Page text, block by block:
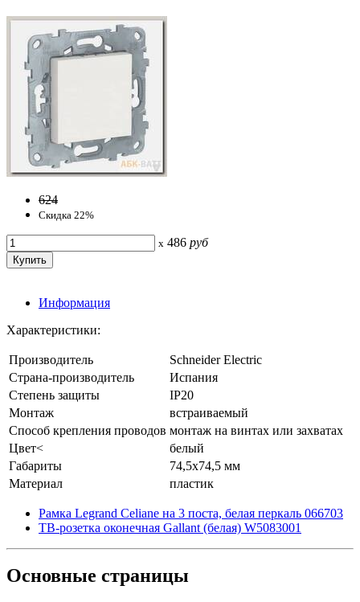
624
Скидка 22%
x 486 руб
Информация
Характеристики:
Производитель
Schneider Electric
Страна-производитель
Испания
Степень защиты
IP20
Монтаж
встраиваемый
Способ крепления проводов монтаж на винтах или захватах
Цвет<
белый
Габариты
74,5x74,5 мм
Материал
пластик
Рамка Legrand Celiane на 3 поста, белая перкаль 066703
ТВ-розетка оконечная Gallant (белая) W5083001
Основные страницы